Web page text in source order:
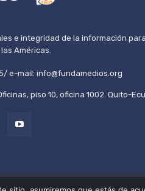
e integridad de la información
Américas.
e-mail: info@fundamedios.org
piso 10, oficina 1002. Quito-